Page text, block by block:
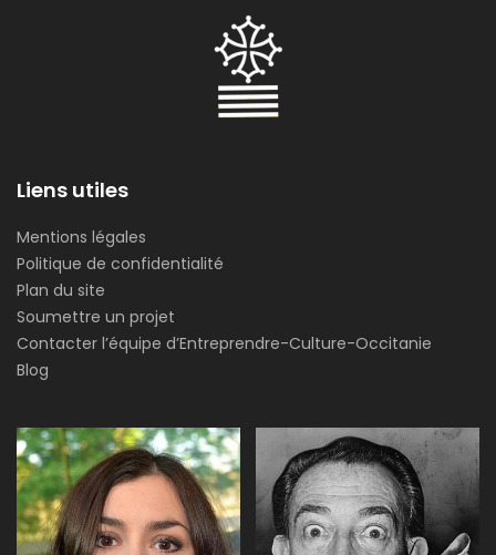
Liens utiles
Mentions légales
Politique de confidentialité
Plan du site
Soumettre un projet
Contacter l’équipe d’Entreprendre-Culture-Occitanie
Blog